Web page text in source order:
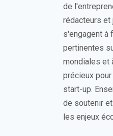
de
rédacteurs et
s'engagent à
pertinentes
mondiales et
précieux
start-up.
de soutenir
les enjeux